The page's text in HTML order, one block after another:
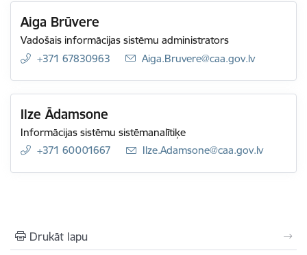
Aiga Brūvere
Vadošais informācijas sistēmu administrators
+371 67830963
E-pasts:
Aiga.Bruvere@caa.gov.lv
Ilze Ādamsone
Informācijas sistēmu sistēmanalītiķe
+371 60001667
E-pasts:
Ilze.Adamsone@caa.gov.lv
Drukāt lapu